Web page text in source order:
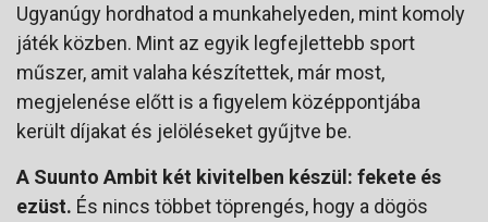
Ugyanúgy hordhatod a munkahelyeden, mint komoly
játék közben. Mint az egyik legfejlettebb sport
műszer, amit valaha készítettek, már most,
megjelenése előtt is a figyelem középpontjába
került díjakat és jelöléseket gyűjtve be.
A Suunto Ambit két kivitelben készül: fekete és
ezüst. És nincs többet töprengés, hogy a dögös